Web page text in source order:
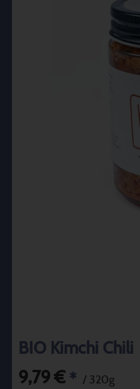
BIO Kimchi Chili
9,79 € * / 320g